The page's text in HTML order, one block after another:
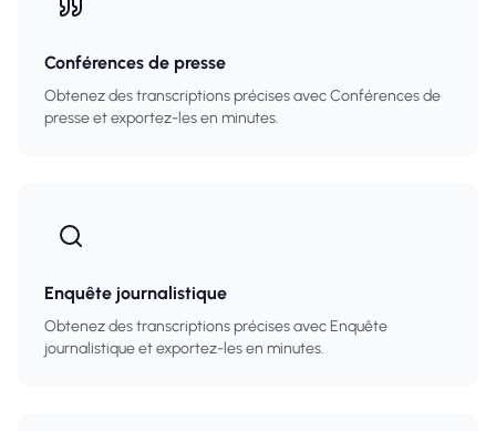
Conférences de presse
Obtenez des transcriptions précises avec Conférences de
presse et exportez-les en minutes.
Enquête journalistique
Obtenez des transcriptions précises avec Enquête
journalistique et exportez-les en minutes.